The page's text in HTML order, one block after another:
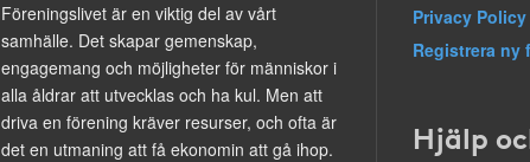
Föreningslivet är en viktig del av vårt
samhälle. Det skapar gemenskap,
engagemang och möjligheter för människor i
alla åldrar att utvecklas och ha kul. Men att
driva en förening kräver resurser, och ofta är
det en utmaning att få ekonomin att gå ihop.
Privacy Policy
Registrera ny
Hjälp